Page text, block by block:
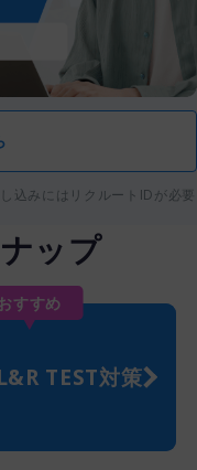
込みにはリクルートIDが必要
ップ
すすめ
TEST対策